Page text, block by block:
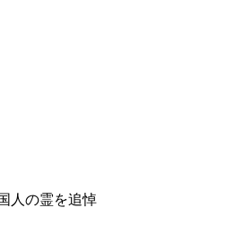
人の霊を追悼